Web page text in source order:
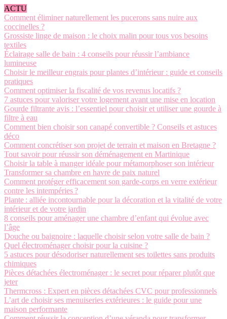
ACTU
Comment éliminer naturellement les pucerons sans nuire aux
coccinelles ?
Grossiste linge de maison : le choix malin pour tous vos besoins
textiles
Éclairage salle de bain : 4 conseils pour réussir l’ambiance
lumineuse
Choisir le meilleur engrais pour plantes d’intérieur : guide et conseils
pratiques
Comment optimiser la fiscalité de vos revenus locatifs ?
7 astuces pour valoriser votre logement avant une mise en location
Gourde filtrante avis : l’essentiel pour choisir et utiliser une gourde à
filtre à eau
Comment bien choisir son canapé convertible ? Conseils et astuces
déco
Comment concrétiser son projet de terrain et maison en Bretagne ?
Tout savoir pour réussir son déménagement en Martinique
Choisir la table à manger idéale pour métamorphoser son intérieur
Transformer sa chambre en havre de paix naturel
Comment protéger efficacement son garde-corps en verre extérieur
contre les intempéries ?
Plante : alliée incontournable pour la décoration et la vitalité de votre
intérieur et de votre jardin
8 conseils pour aménager une chambre d’enfant qui évolue avec
l’âge
Douche ou baignoire : laquelle choisir selon votre salle de bain ?
Quel électroménager choisir pour la cuisine ?
5 astuces pour désodoriser naturellement ses toilettes sans produits
chimiques
Pièces détachées électroménager : le secret pour réparer plutôt que
jeter
Thermcross : Expert en pièces détachées CVC pour professionnels
L’art de choisir ses menuiseries extérieures : le guide pour une
maison performante